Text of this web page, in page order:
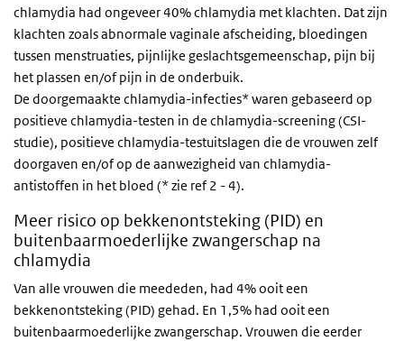
chlamydia had ongeveer 40% chlamydia met klachten. Dat zijn
klachten zoals abnormale vaginale afscheiding, bloedingen
tussen menstruaties, pijnlijke geslachtsgemeenschap, pijn bij
het plassen en/of pijn in de onderbuik.
De doorgemaakte chlamydia-infecties* waren gebaseerd op
positieve chlamydia-testen in de chlamydia-screening (CSI-
studie), positieve chlamydia-testuitslagen die de vrouwen zelf
doorgaven en/of op de aanwezigheid van chlamydia-
antistoffen in het bloed (* zie ref 2 - 4).
Meer risico op bekkenontsteking (PID) en
buitenbaarmoederlijke zwangerschap na
chlamydia
Van alle vrouwen die meededen, had 4% ooit een
bekkenontsteking (PID) gehad. En 1,5% had ooit een
buitenbaarmoederlijke zwangerschap. Vrouwen die eerder